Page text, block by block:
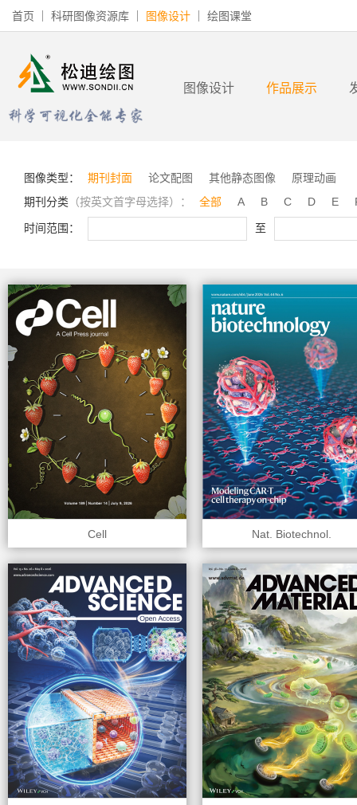
首页 科研图像资源库 图像设计 绘图课堂
图像设计 作品展示
图像类型： 期刊封面 论文配图 其他静态图像
原理动画
期刊分类 （按英文首字母选择）： 全部 A B C D E
时间范围： 至
Cell Nat. Biotechnol.